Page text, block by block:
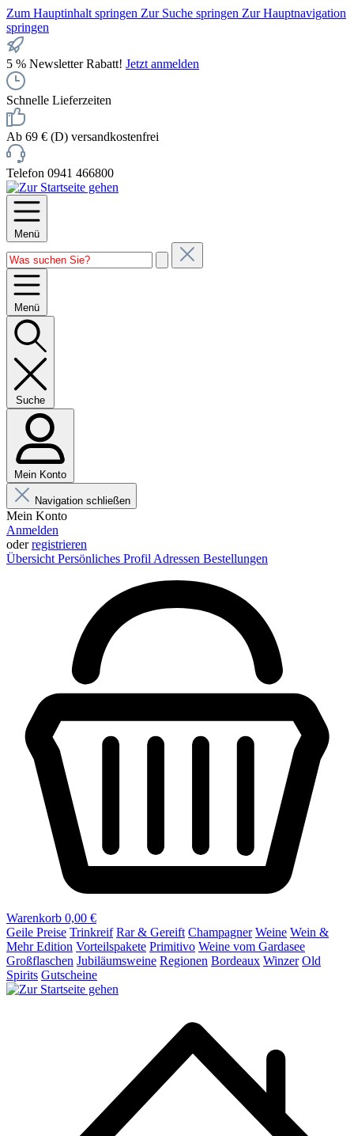
Zum Hauptinhalt springen Zur Suche springen Zur Hauptnavigation
springen
5 % Newsletter Rabatt! Jetzt anmelden
Schnelle Lieferzeiten
Ab 69 € (D) versandkostenfrei
Telefon 0941 466800
Menü
Menü
Suche
Mein Konto
Navigation schließen
Mein Konto
Anmelden
oderregistrieren
Übersicht Persönliches Profil Adressen Bestellungen
Warenkorb 0,00 €
Geile Preise Trinkreif Rar & Gereift Champagner Weine Wein &
Mehr Edition Vorteilspakete Primitivo Weine vom Gardasee
Großflaschen Jubiläumsweine Regionen Bordeaux Winzer Old
Spirits Gutscheine